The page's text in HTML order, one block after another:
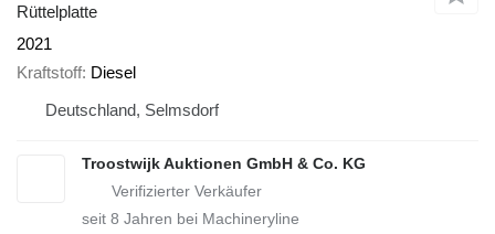
Rüttelplatte
2021
Kraftstoff Diesel
Deutschland, Selmsdorf
Troostwijk Auktionen GmbH & Co. KG
seit 8 Jahren bei Machineryline